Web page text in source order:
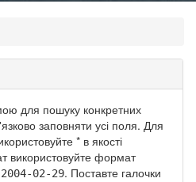
для пошуку конкретних
заповняти усі поля. Для
* в якості
використовуйте формат
2004-02-29. Поставте галочки